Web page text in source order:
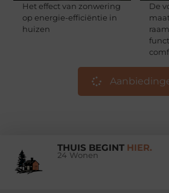
Het effect van zonwering
op energie-efficiëntie in
huizen
De
THUIS BEGINT HIER.
24 Wonen